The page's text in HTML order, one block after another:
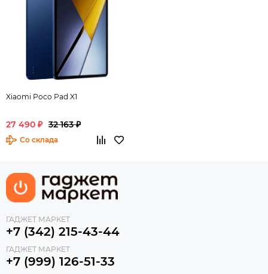
Xiaomi Poco Pad X1
27 490 ₽ 32 163 ₽
Со склада
ГАДЖЕТ МАРКЕТ
+7 (342) 215-43-44
ГАДЖЕТ МАРКЕТ
+7 (999) 126-51-33